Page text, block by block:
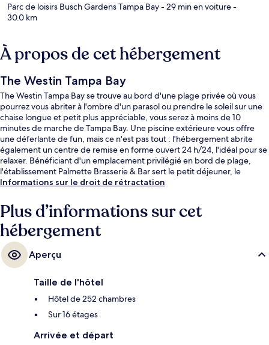
Parc de loisirs Busch Gardens Tampa Bay- 29 min en voiture-
30.0 km
À propos de cet hébergement
The Westin Tampa Bay
The Westin Tampa Bay se trouve au bord d'une plage privée où vous
pourrez vous abriter à l'ombre d'un parasol ou prendre le soleil sur une
chaise longue et petit plus appréciable, vous serez à moins de 10
minutes de marche de Tampa Bay. Une piscine extérieure vous offre
une déferlante de fun, mais ce n'est pas tout : l'hébergement abrite
également un centre de remise en forme ouvert 24 h/24, l'idéal pour se
relaxer. Bénéficiant d'un emplacement privilégié en bord de plage,
l'établissement Palmette Brasserie & Bar sert le petit déjeuner, le
déjeuner et le dîner. Parmi les avantages offerts par cet hébergement :
proximité avec la plage remportent un franc succès auprès des autres
voyageurs.
Informations sur le droit de rétractation
Plus d’informations sur cet
hébergement
Aperçu
Taille de l'hôtel
Hôtel de 252 chambres
Sur 16 étages
Arrivée et départ